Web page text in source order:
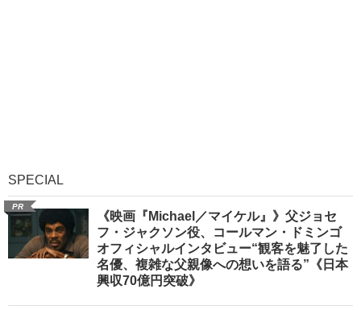
SPECIAL
PR
《映画『Michael／マイケル』》父ジョセ
フ・ジャクソン役、コールマン・ドミンゴ
オフィシャルインタビュー“観客を魅了した
名優、複雑な父親像への想いを語る”《日本
興収70億円突破》